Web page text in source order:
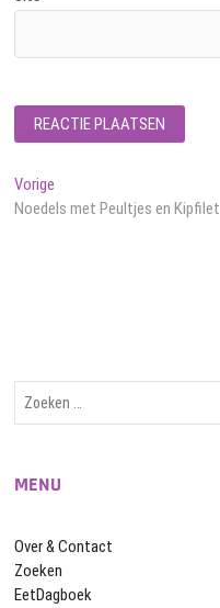
Bericht
navigatie
Vorige
bericht:
Noedels met Peultjes en Kipfilet
MENU
Over & Contact
Zoeken
EetDagboek